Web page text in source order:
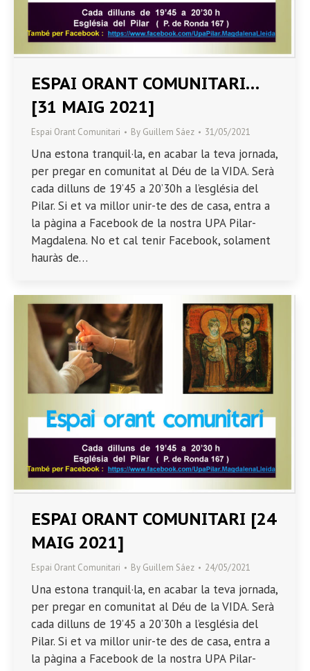
ESPAI ORANT COMUNITARI…
[31 MAIG 2021]
Espai Orant Comunitari By Guillem Sáez 31/05/2021
Una estona tranquil·la, en acabar la teva jornada,
per pregar en comunitat al Déu de la VIDA. Serà
cada dilluns de 19’45 a 20’30h a l’església del
Pilar. Si et va millor unir-te des de casa, entra a
la pàgina a Facebook de la nostra UPA Pilar-
Magdalena. No et cal tenir Facebook, solament
hauràs de…
ESPAI ORANT COMUNITARI [24
MAIG 2021]
Espai Orant Comunitari By Guillem Sáez 24/05/2021
Una estona tranquil·la, en acabar la teva jornada,
per pregar en comunitat al Déu de la VIDA. Serà
cada dilluns de 19’45 a 20’30h a l’església del
Pilar. Si et va millor unir-te des de casa, entra a
la pàgina a Facebook de la nostra UPA Pilar-